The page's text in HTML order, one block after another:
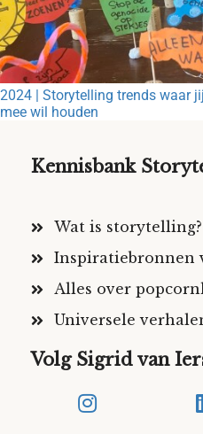
2024 | Storytelling trends waar
mee wil houden
Kennisbank
Wat is storytelling?
Inspiratiebronnen
Alles over
Universele
Volg Sigrid van